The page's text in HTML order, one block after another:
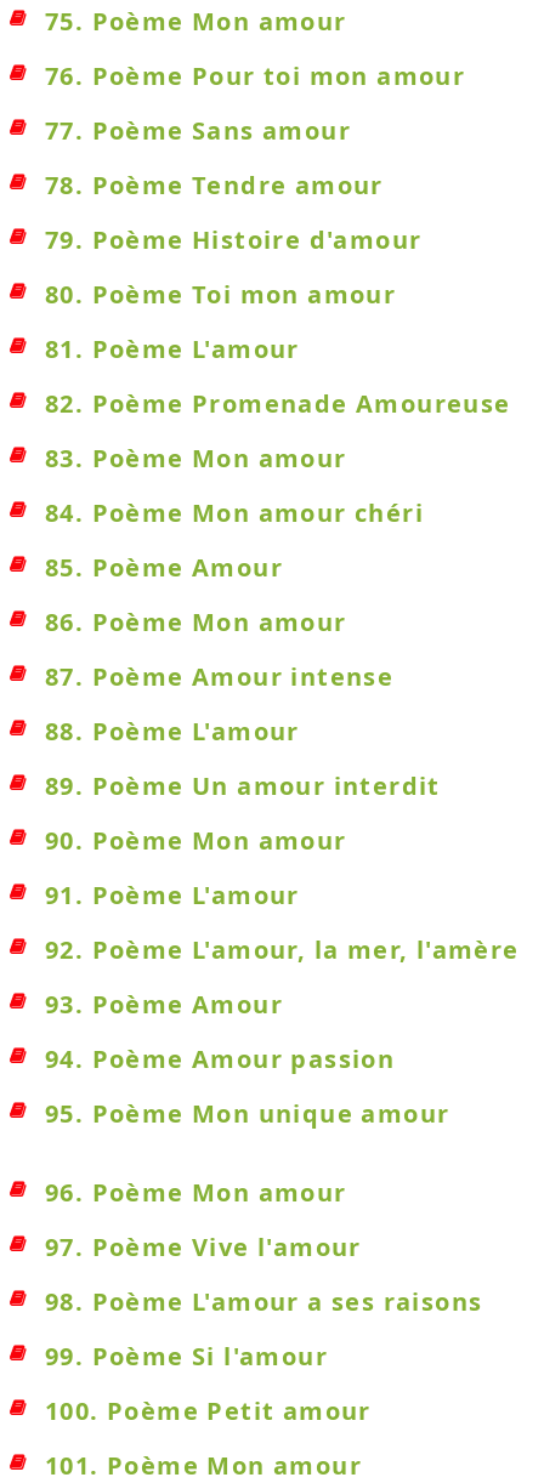
75. Poème Mon amour
76. Poème Pour toi mon amour
77. Poème Sans amour
78. Poème Tendre amour
79. Poème Histoire d'amour
80. Poème Toi mon amour
81. Poème L'amour
82. Poème Promenade Amoureuse
83. Poème Mon amour
84. Poème Mon amour chéri
85. Poème Amour
86. Poème Mon amour
87. Poème Amour intense
88. Poème L'amour
89. Poème Un amour interdit
90. Poème Mon amour
91. Poème L'amour
92. Poème L'amour, la mer, l'amère
93. Poème Amour
94. Poème Amour passion
95. Poème Mon unique amour
96. Poème Mon amour
97. Poème Vive l'amour
98. Poème L'amour a ses raisons
99. Poème Si l'amour
100. Poème Petit amour
101. Poème Mon amour